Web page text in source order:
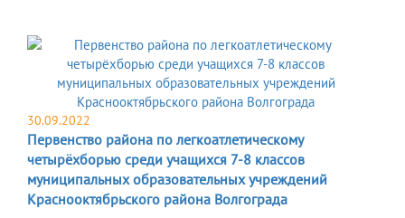
30.09.2022
Первенство района по легкоатлетическому
четырёхборью среди учащихся 7-8 классов
муниципальных образовательных учреждений
Краснооктябрьского района Волгограда